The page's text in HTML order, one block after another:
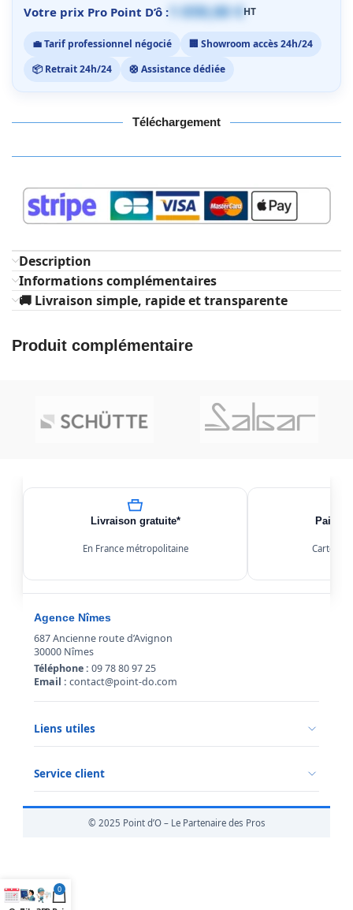
Votre prix Pro Point D’ô : 1 059,00 €HT
💼 Tarif professionnel négocié
🏢 Showroom accès 24h/24
📦 Retrait 24h/24
🛟 Assistance dédiée
Téléchargement
Description
Informations complémentaires
🚚 Livraison simple, rapide et transparente
Produit complémentaire
Livraison gratuite*
En France métropolitaine Carte,
Agence Nîmes
687 Ancienne route d’Avignon
30000 Nîmes
Téléphone : 09 78 80 97 25
Email : contact@point-do.com
Liens utiles
Conditions générales de vente
Mentions légales
Service client
Informations livraison© 2025 Point d’O – Le Partenaire des Pros
0